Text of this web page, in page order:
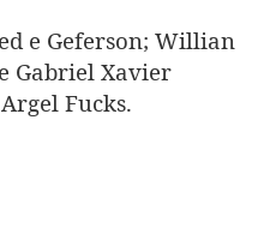
e Geferson; Willian
Gabriel Xavier
Fucks.